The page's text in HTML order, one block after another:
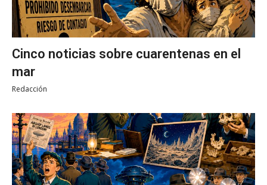
Cinco noticias sobre cuarentenas en el
mar
Redacción